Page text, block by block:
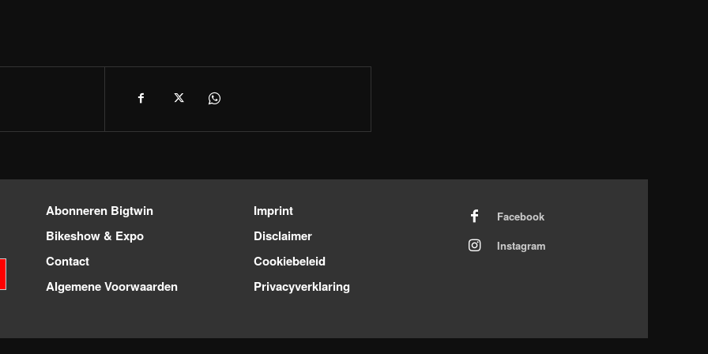
Abonneren Bigtwin
Bikeshow & Expo
Contact
Algemene Voorwaarden
Imprint
Disclaimer
Cookiebeleid
Privacyverklaring
Facebook
Instagram